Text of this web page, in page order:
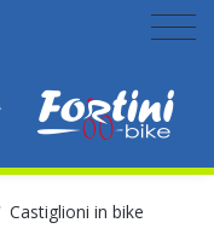
Castiglioni in bike